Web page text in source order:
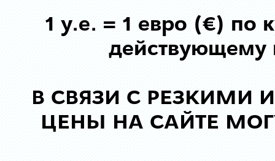
1 у.е. = 1 евро (€) по
действующему
В СВЯЗИ С РЕЗКИМИ
ЦЕНЫ НА САЙТЕ